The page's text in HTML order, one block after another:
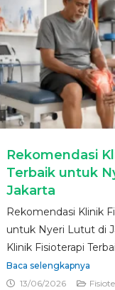
Rekomendasi
Terbaik untuk
Jakarta
Rekomendasi Klinik
untuk Nyeri Lutut di
Klinik Fisioterapi
Baca selengkapnya
13/06/2026